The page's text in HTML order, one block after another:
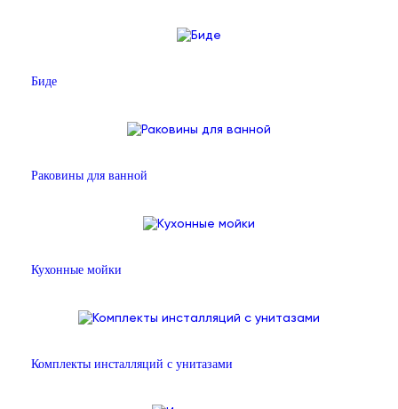
Биде
Раковины для ванной
Кухонные мойки
Комплекты инсталляций с унитазами